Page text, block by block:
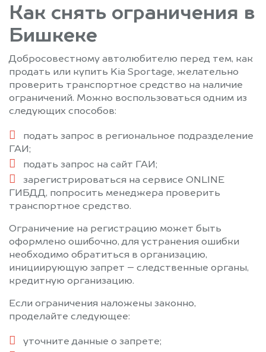
Как снять ограничения в
Бишкеке
Добросовестному автолюбителю перед тем, как
продать или купить Kia Sportage, желательно
проверить транспортное средство на наличие
ограничений. Можно воспользоваться одним из
следующих способов:
подать запрос в региональное подразделение
ГАИ;
подать запрос на сайт ГАИ;
зарегистрироваться на сервисе ONLINE
ГИБДД, попросить менеджера проверить
транспортное средство.
Ограничение на регистрацию может быть
оформлено ошибочно, для устранения ошибки
необходимо обратиться в организацию,
инициирующую запрет – следственные органы,
кредитную организацию.
Если ограничения наложены законно,
проделайте следующее:
уточните данные о запрете;